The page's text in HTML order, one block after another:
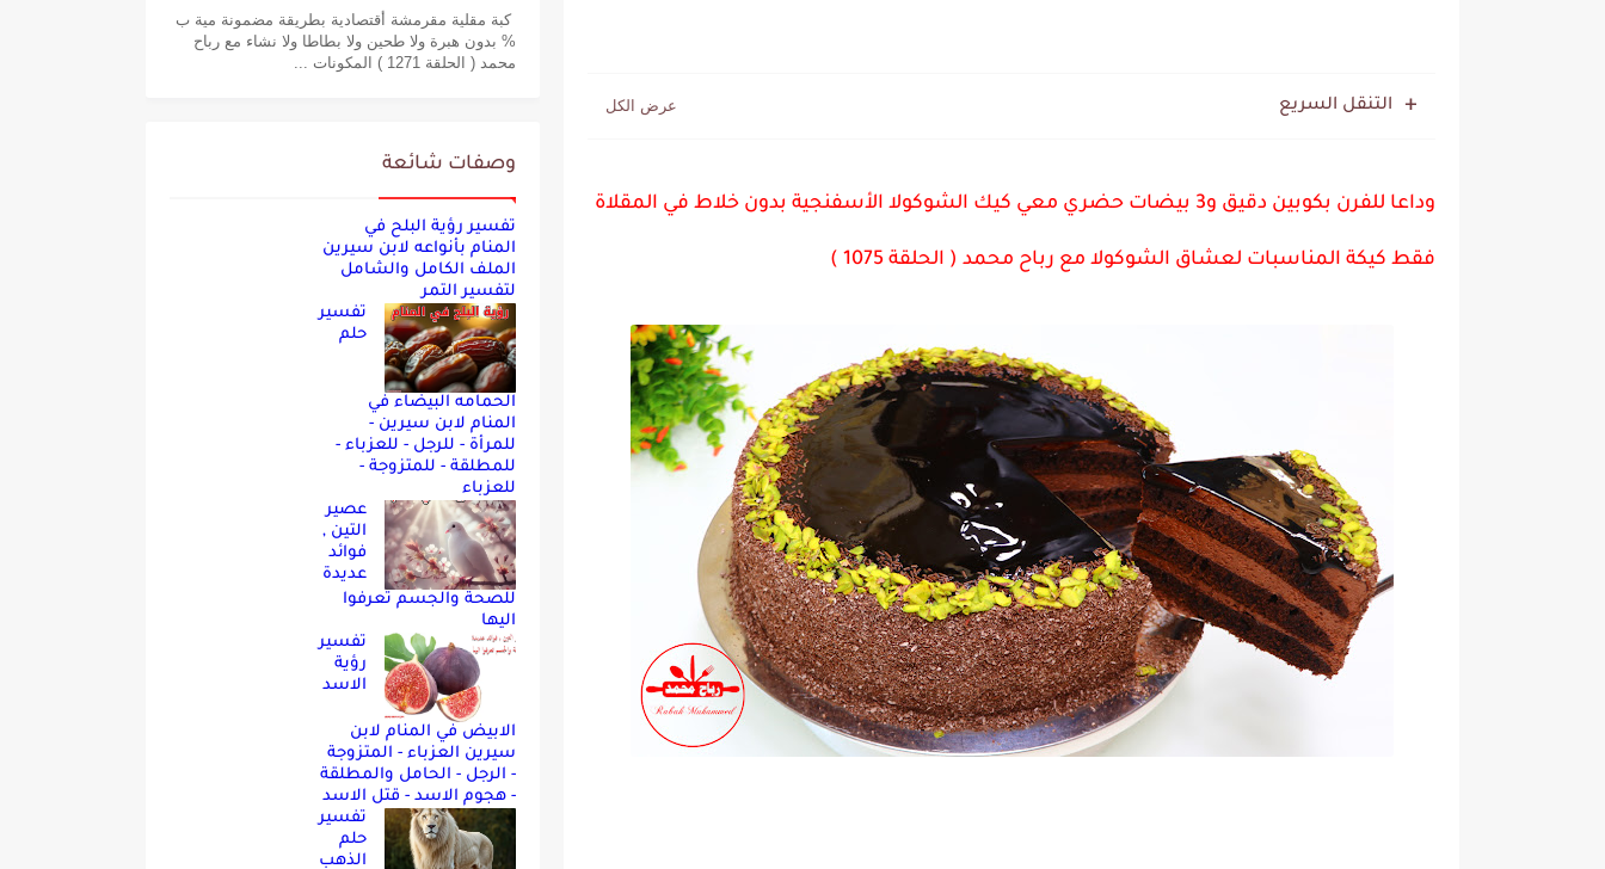
التنقل السريع
وداعا للفرن بكوبين دقيق و3 بيضات حضري معي كيك الشوكولا الأسفنجية بدون خلاط في المقلاة
فقط كيكة المناسبات لعشاق الشوكولا مع رباح محمد ( الحلقة 1075 )
محمد
كبة مقلية مقرمشة أقتصادية بطريقة مضمونة مية ب
% بدون هبرة ولا طحين ولا بطاطا ولا نشاء مع رباح
محمد ( الحلقة 1271 ) المكونات ...
وصفات شائعة
تفسير رؤية البلح في
المنام بأنواعه لابن سيرين
الملف الكامل والشامل
لتفسير التمر
تفسير
حلم
الحمامه البيضاء في
المنام لابن سيرين -
للمرأة - للرجل - للعزباء -
للمطلقة - للمتزوجة -
للعزباء
عصير
التين ,
فوائد
عديدة
للصحة والجسم تعرفوا
اليها
تفسير
رؤية
الاسد
الابيض في المنام لابن
سيرين العزباء - المتزوجة
- الرجل - الحامل والمطلقة
- هجوم الاسد - قتل الاسد
تفسير
حلم
الذهب